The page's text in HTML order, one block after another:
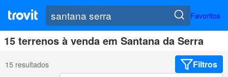
Favoritos
15 terrenos à venda em Santana da Serra
15 resultados Filtros